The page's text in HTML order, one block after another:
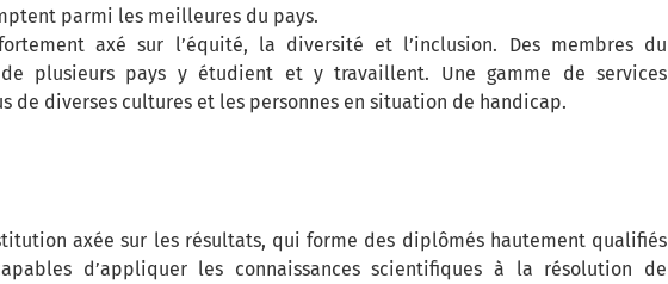
parmi les meilleures du pays.
axé sur l’équité, la diversité et l’inclusion. Des membres du
plusieurs pays y étudient et y travaillent. Une gamme de services
de diverses cultures et les personnes en situation de handicap.
axée sur les résultats, qui forme des diplômés hautement qualifiés
d’appliquer les connaissances scientifiques à la résolution de